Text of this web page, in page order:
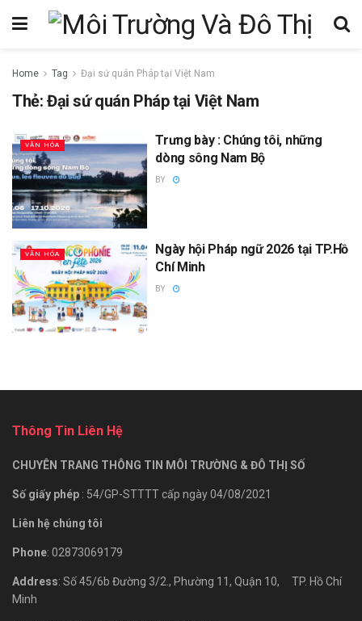
Home Tag Đại sứ quán Pháp tại Việt Nam
Thẻ:Đại sứ quán Pháp tại Việt Nam
VĂN HÓA
Trưng bày : Chúng tôi, những
dòng sông Nam Bộ
BY
VĂN HÓA
Ngày hội Pháp ngữ 2026 tại TP.Hồ
Chí Minh
BY
Thông Tin Liên Hệ
CHUYÊN TRANG THÔNG TIN MÔI TRƯỜNG & ĐÔ THỊ SỐ
Số giấy phép : 54/GP-STTTT cấp ngày 04/08/2021
Liên hệ chúng tôi
Phone: 02873069179
Address: Số 45/6b Đường 3/2., Phường 11, Quận 10, TP. Hồ Chí
Minh